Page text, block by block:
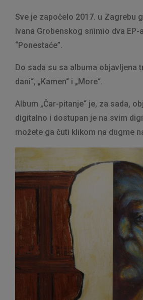
Sve je započelo 2017. u Zagrebu
Ivana Grobenskog snimio dva EP-
“Ponestaće”.
Do sada su sa albuma objavljena
dani“, „Kamen“ i „More“.
Album „Čar-pitanje“ je, za sada,
digitalno i dostupan je na svim
možete ga čuti klikom na dugme